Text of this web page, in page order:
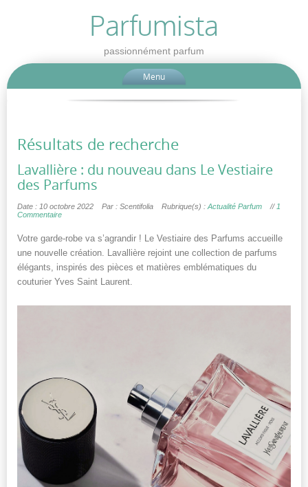
Parfumista
passionnément parfum
Menu
Résultats de recherche
Lavallière : du nouveau dans Le Vestiaire
des Parfums
Date : 10 octobre 2022 Par : Scentifolia Rubrique(s) : Actualité Parfum // 1
Commentaire
Votre garde-robe va s’agrandir ! Le Vestiaire des Parfums accueille
une nouvelle création. Lavallière rejoint une collection de parfums
élégants, inspirés des pièces et matières emblématiques du
couturier Yves Saint Laurent.